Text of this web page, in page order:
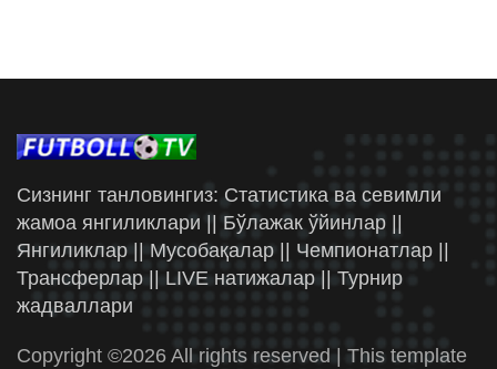
Сизнинг танловингиз: Статистика ва севимли
жамоа янгиликлари || Бўлажак ўйинлар ||
Янгиликлар || Мусобақалар || Чемпионатлар ||
Трансферлар || LIVE натижалар || Турнир
жадваллари
Copyright ©2026 All rights reserved | This template